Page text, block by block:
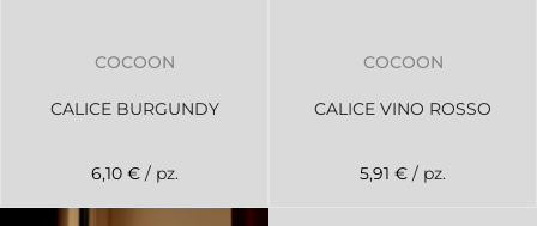
COCOON
CALICE BURGUNDY
6,10 € / pz.
COCOON
CALICE VINO ROSSO
5,91 € / pz.